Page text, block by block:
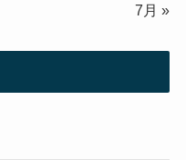
7月 »